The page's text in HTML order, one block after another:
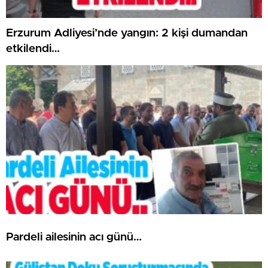
Erzurum Adliyesi’nde yangın: 2 kişi dumandan
etkilendi…
Pardeli ailesinin acı günü…